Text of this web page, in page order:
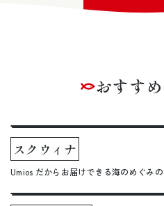
おすす
スクウィナ
Umios だからお届けできる海のめぐみ